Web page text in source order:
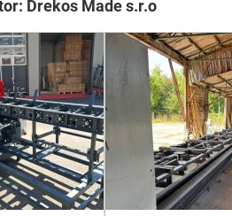
Drekos Made s.r.o